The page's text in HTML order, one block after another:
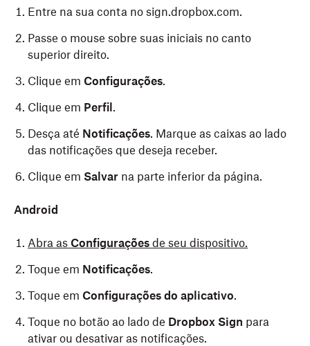
Entre na sua conta no sign.dropbox.com.
Passe o mouse sobre suas iniciais no canto
superior direito.
Clique em Configurações.
Clique em Perfil .
Desça até Notificações. Marque as caixas ao lado
das notificações que deseja receber.
Clique em Salvar na parte inferior da página.
Android
Abra as Configurações de seu dispositivo.
Toque em Notificações.
Toque em Configurações do aplicativo.
Toque no botão ao lado de Dropbox Sign para
ativar ou desativar as notificações.